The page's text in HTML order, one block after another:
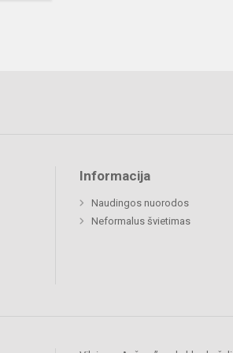
Informacija
Naudingos nuorodos
Neformalus švietimas